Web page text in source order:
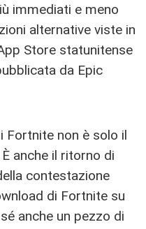
immediati e meno
alternative viste in
Store statunitense
da Epic
Fortnite non è solo il
anche il ritorno di
contestazione
di Fortnite su
anche un pezzo di